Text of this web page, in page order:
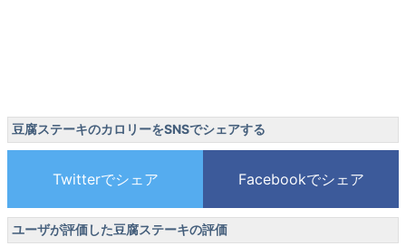
豆腐ステーキのカロリーをSNSでシェアする
ユーザが評価した豆腐ステーキの評価